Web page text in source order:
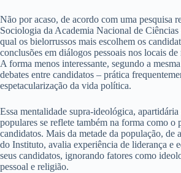
Não por acaso, de acordo com uma pesquisa
Sociologia da Academia Nacional de
qual os bielorrussos mais escolhem os
conclusões em diálogos pessoais nos locais
A forma menos interessante, segundo a
debates entre candidatos – prática
espetacularização da vida política.
Essa mentalidade supra-ideológica, apartidária
populares se reflete também na forma como o
candidatos. Mais da metade da população, de
do Instituto, avalia experiência de liderança e
seus candidatos, ignorando fatores como
pessoal e religião.